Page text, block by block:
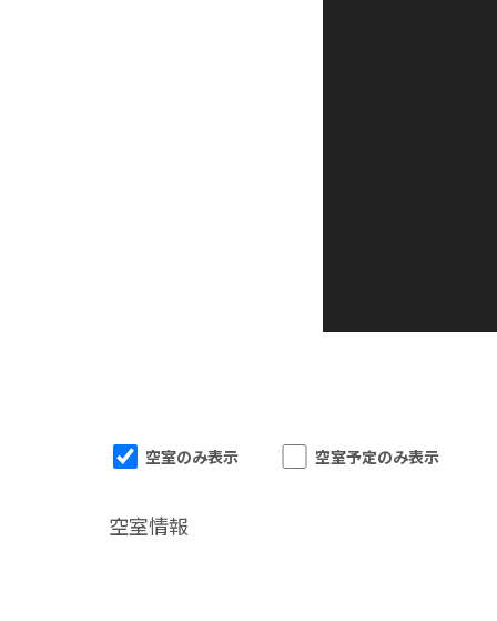
空室のみ表示 空室予定のみ表示
空室情報